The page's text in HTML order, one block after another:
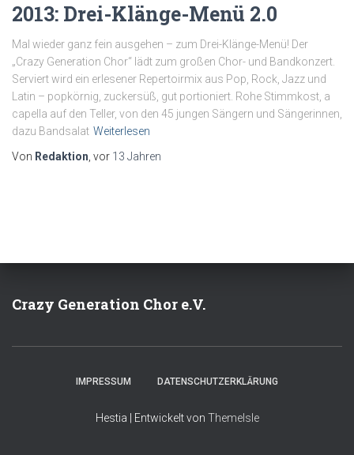
2013: Drei-Klänge-Menü 2.0
Mal wieder ganz fein ausgehen – zum Drei-Klänge-Menü! Der
„Crazy Generation Chor“ lädt zum großen Chor- und Bandkonzert.
Serviert wird ein erlesener Repertoirmix aus Pop, Rock, Jazz und
Latin – popkörnig, zuckersüß, gut portioniert. Rohe Stimmkost, a
capella auf den Teller, von den 45 jungen Sängern und Sängerinnen,
dazu Bandsalat Weiterlesen
Von Redaktion , vor 13 Jahren
Crazy Generation Chor e.V.
IMPRESSUM DATENSCHUTZERKLÄRUNG
Hestia | Entwickelt von ThemeIsle